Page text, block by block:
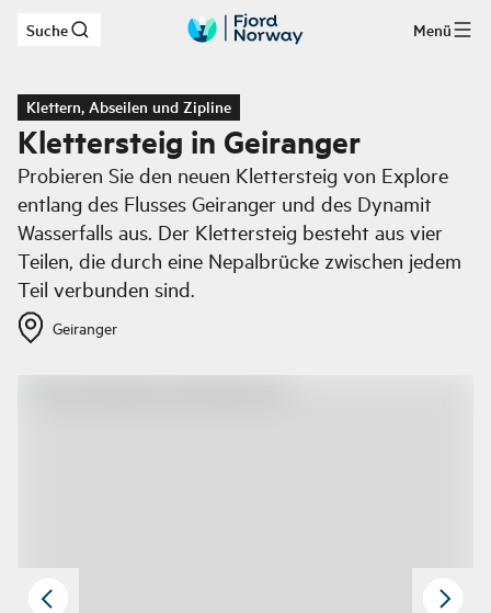
Zum Hauptinhalt
Suche Menü
Klettern, Abseilen und Zipline
Klettersteig in Geiranger
Probieren Sie den neuen Klettersteig von Explore
entlang des Flusses Geiranger und des Dynamit
Wasserfalls aus. Der Klettersteig besteht aus vier
Teilen, die durch eine Nepalbrücke zwischen jedem
Teil verbunden sind.
Geiranger